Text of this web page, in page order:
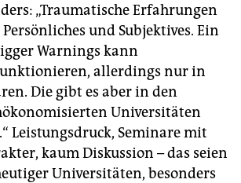
„Traumatische Erfahrungen
und Subjektives. Ein
Warnings kann
allerdings nur in
Die gibt es aber in den
Universitäten
Leistungsdruck, Seminare mit
kaum Diskussion – das seien
Universitäten, besonders